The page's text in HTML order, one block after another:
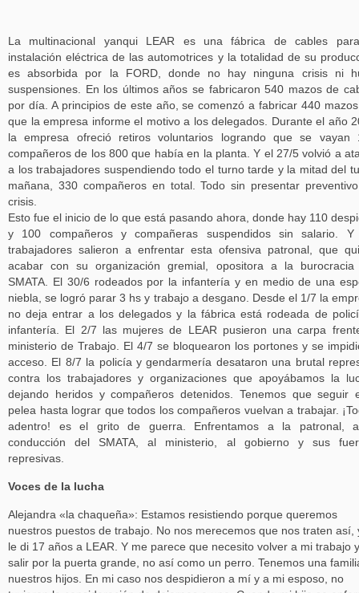
La multinacional yanqui LEAR es una fábrica de cables
instalación eléctrica de las automotrices y la totalidad de su
es absorbida por la FORD, donde no hay ninguna crisis ni
suspensiones. En los últimos años se fabricaron 540 mazos de
por día. A principios de este año, se comenzó a fabricar 440
que la empresa informe el motivo a los delegados. Durante el año
la empresa ofreció retiros voluntarios logrando que se vayan
compañeros de los 800 que había en la planta. Y el 27/5 volvió a
a los trabajadores suspendiendo todo el turno tarde y la mitad del
mañana, 330 compañeros en total. Todo sin presentar
crisis.
Esto fue el inicio de lo que está pasando ahora, donde hay 110
y 100 compañeros y compañeras suspendidos sin salario. Y
trabajadores salieron a enfrentar esta ofensiva patronal, que
acabar con su organización gremial, opositora a la burocracia
SMATA. El 30/6 rodeados por la infantería y en medio de una
niebla, se logró parar 3 hs y trabajo a desgano. Desde el 1/7 la
no deja entrar a los delegados y la fábrica está rodeada de
infantería. El 2/7 las mujeres de LEAR pusieron una carpa
ministerio de Trabajo. El 4/7 se bloquearon los portones y se
acceso. El 8/7 la policía y gendarmería desataron una brutal
contra los trabajadores y organizaciones que apoyábamos la
dejando heridos y compañeros detenidos. Tenemos que seguir
pelea hasta lograr que todos los compañeros vuelvan a trabajar.
adentro! es el grito de guerra. Enfrentamos a la patronal,
conducción del SMATA, al ministerio, al gobierno y sus
represivas.
Voces de la lucha
Alejandra «la chaqueña»: Estamos resistiendo porque queremos
nuestros puestos de trabajo. No nos merecemos que nos traten así,
le di 17 años a LEAR. Y me parece que necesito volver a mi trabajo y
salir por la puerta grande, no así como un perro. Tenemos una
nuestros hijos. En mi caso nos despidieron a mí y a mi esposo, no